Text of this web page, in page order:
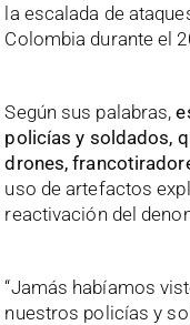
la escalada de
Colombia durante el
Según sus palabras,
policías y soldados,
drones,
uso de artefactos
reactivación del
“Jamás habíamos
nuestros policías y